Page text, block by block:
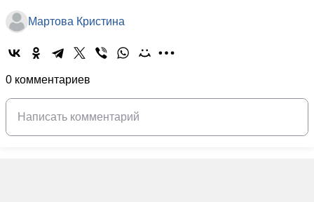
Мартова Кристина
0 комментариев